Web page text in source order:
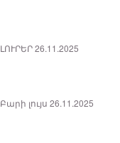
ԼՈՒՐԵՐ 26.11.2025
Բարի լույս 26.11.2025